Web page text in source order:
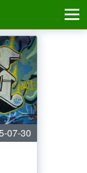
07-30